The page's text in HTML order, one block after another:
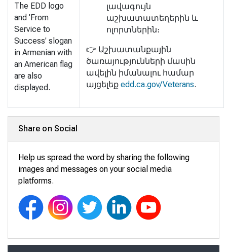
The EDD logo
and 'From
Service to
Success' slogan
in Armenian with
an American flag
are also
displayed.
լավագույն
աշխատատեղերին և
ոլորտներին։
👉 Աշխատանքային
ծառայությունների մասին
ավելին իմանալու համար
այցելեք edd.ca.gov/Veterans.
Share on Social
Help us spread the word by sharing the following
images and messages on your social media
platforms.